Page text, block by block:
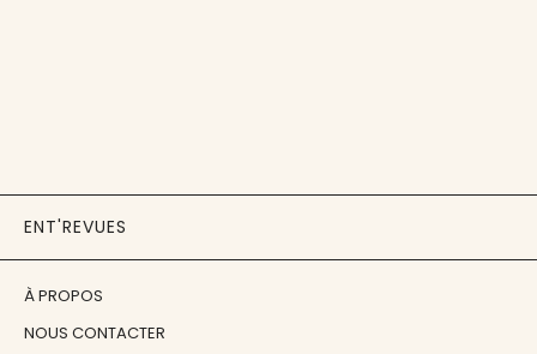
ENT'REVUES
À PROPOS
NOUS CONTACTER